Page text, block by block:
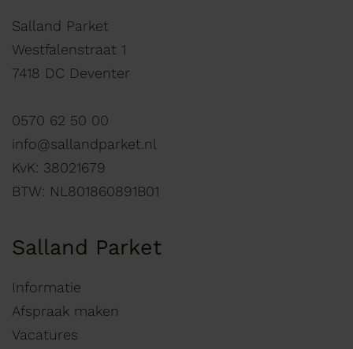
Salland Parket
Westfalenstraat 1
7418 DC Deventer
0570 62 50 00
info@sallandparket.nl
KvK: 38021679
BTW: NL801860891B01
Salland Parket
Informatie
Afspraak maken
Vacatures